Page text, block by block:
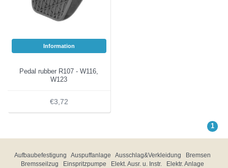
Information
Pedal rubber R107 - W116,
W123
€3,72
1
Aufbaubefestigung Auspuffanlage Ausschlag&Verkleidung
Bremsen
Bremsseilzug
Einspritzpumpe Elekt. Ausr. u. Instr.
Elektr. Anlage